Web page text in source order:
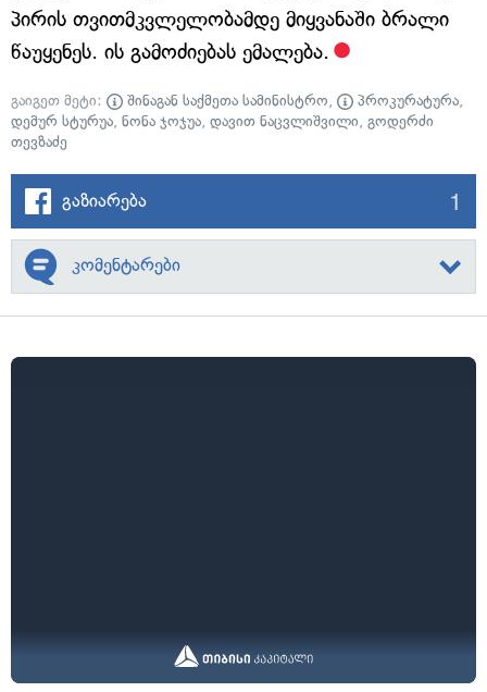
პირის თვითმკვლელობამდე მიყვანაში ბრალი
წაუყენეს. ის გამოძიებას ემალება.
გაიგეთ მეტი: შინაგან საქმეთა სამინისტრო, პროკურატურა,
დემურ სტურუა, ნონა ჯოჯუა, დავით ნაცვლიშვილი, გოდერძი
თევზაძე
გაზიარება 1
კომენტარები